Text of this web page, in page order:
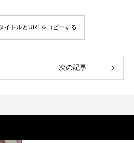
イトルとURLをコピーする
次の記事